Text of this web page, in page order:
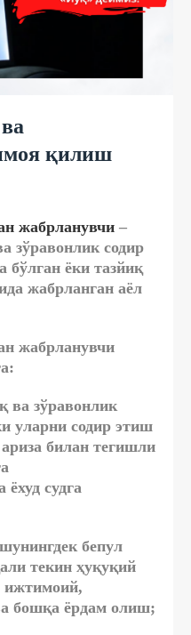
қилиш
жабрланувчи –
зўравонлик содир
бўлган ёки тазйиқ
жабрланган аёл
жабрланувчи
ва зўравонлик
уларни содир этиш
билан тегишли
судга
бепул
текин ҳуқуқий
ижтимоий,
бошқа ёрдам олиш;